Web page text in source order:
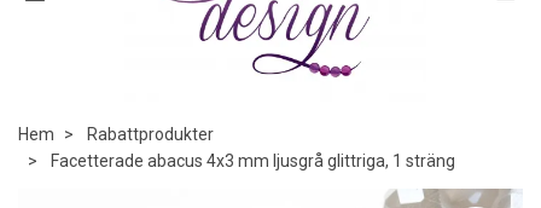
Hem
Rabattprodukter
Facetterade abacus 4x3 mm ljusgrå glittriga, 1 sträng